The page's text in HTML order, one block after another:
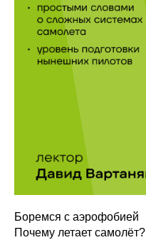
Боремся с аэрофобией
Почему летает самолёт?